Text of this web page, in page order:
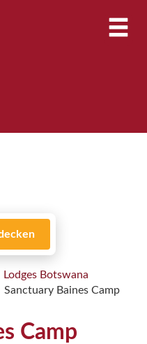
Lodges Botswana
Sanctuary Baines Camp
Camp